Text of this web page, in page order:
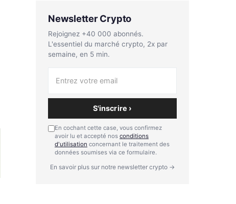
Newsletter Crypto
Rejoignez +40 000 abonnés.
L'essentiel du marché crypto, 2x par
semaine, en 5 min.
S'inscrire ›
En cochant cette case, vous confirmez
avoir lu et accepté nos conditions
d'utilisation concernant le traitement des
données soumises via ce formulaire.
En savoir plus sur notre newsletter crypto →